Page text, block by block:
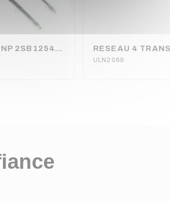
TRANSISTOR PNP 2SB1254 BOITIER TOP-3F
ULN2069